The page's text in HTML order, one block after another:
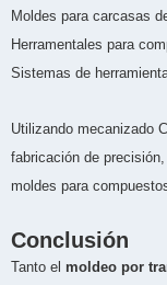
Moldes para carcasas
Herramentales para
Sistemas de
Utilizando mecanizado
fabricación de
moldes para
Conclusión
Tanto el moldeo por